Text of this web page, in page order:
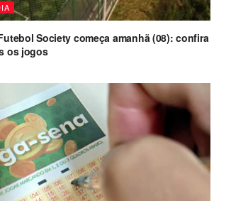
Society começa amanhã (08): confira
os jogos